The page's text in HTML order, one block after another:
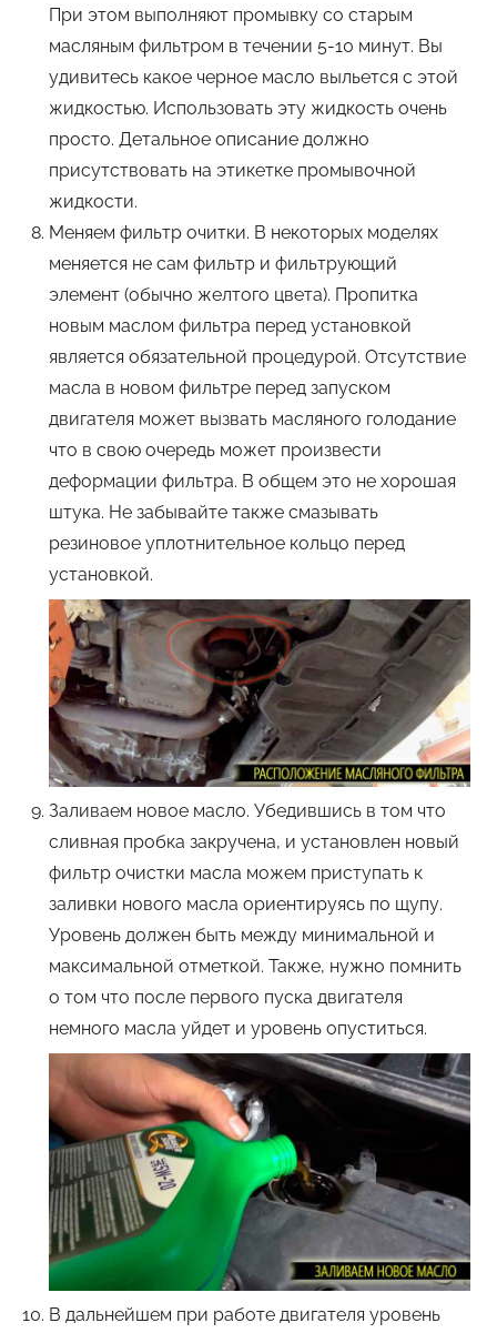
При этом выполняют промывку со старым
масляным фильтром в течении 5-10 минут. Вы
удивитесь какое черное масло выльется с этой
жидкостью. Использовать эту жидкость очень
просто. Детальное описание должно
присутствовать на этикетке промывочной
жидкости.
Меняем фильтр очитки. В некоторых моделях
меняется не сам фильтр и фильтрующий
элемент (обычно желтого цвета). Пропитка
новым маслом фильтра перед установкой
является обязательной процедурой. Отсутствие
масла в новом фильтре перед запуском
двигателя может вызвать масляного голодание
что в свою очередь может произвести
деформации фильтра. В общем это не хорошая
штука. Не забывайте также смазывать
резиновое уплотнительное кольцо перед
установкой.
Заливаем новое масло. Убедившись в том что
сливная пробка закручена, и установлен новый
фильтр очистки масла можем приступать к
заливки нового масла ориентируясь по щупу.
Уровень должен быть между минимальной и
максимальной отметкой. Также, нужно помнить
о том что после первого пуска двигателя
немного масла уйдет и уровень опуститься.
В дальнейшем при работе двигателя уровень